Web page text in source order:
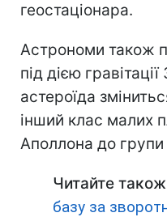
геостаціонара.
Астрономи також
під дією
астероїда
інший клас малих
Аполлона до групи
Читайте
базу за